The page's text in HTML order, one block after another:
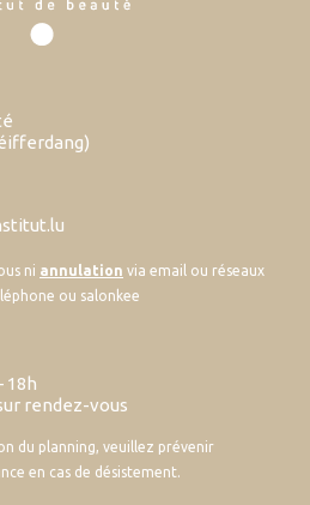
ni annulation via email ou réseaux
ou salonkee
18h
rendez-vous
du planning, veuillez prévenir
en cas de désistement.